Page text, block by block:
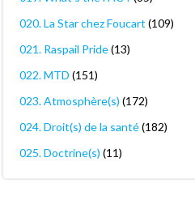
020. La Star chez Foucart (109)
021. Raspail Pride(13)
022. MTD (151)
023. Atmosphère(s) (172)
024. Droit(s) de la santé(182)
025. Doctrine(s) (11)